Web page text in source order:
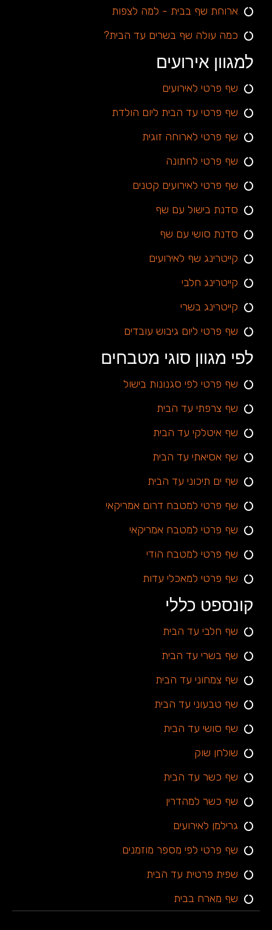
ארוחת שף בבית - למה לצפות
כמה עולה שף בשרים עד הבית?
למגוון אירועים
שף פרטי לאירועים
שף פרטי עד הבית ליום הולדת
שף פרטי לארוחה זוגית
שף פרטי לחתונה
שף פרטי לאירועים קטנים
סדנת בישול עם שף
סדנת סושי עם שף
קייטרינג שף לאירועים
קייטרינג חלבי
קייטרינג בשרי
שף פרטי ליום גיבוש עובדים
לפי מגוון סוגי מטבחים
שף פרטי לפי סגנונות בישול
שף צרפתי עד הבית
שף איטלקי עד הבית
שף אסיאתי עד הבית
שף ים תיכוני עד הבית
שף פרטי למטבח דרום אמריקאי
שף פרטי למטבח אמריקאי
שף פרטי למטבח הודי
שף פרטי למאכלי עדות
קונספט כללי
שף חלבי עד הבית
שף בשרי עד הבית
שף צמחוני עד הבית
שף טבעוני עד הבית
שף סושי עד הבית
שולחן שוק
שף כשר עד הבית
שף כשר למהדרין
גרילמן לאירועים
שף פרטי לפי מספר מוזמנים
שפית פרטית עד הבית
שף מארח בבית